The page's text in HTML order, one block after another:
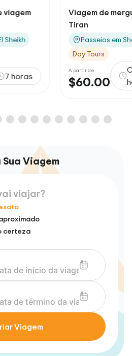
viagem
Sheikh
7 horas
Viagem de
Tiran
Passeios em
Day Tours
A partir de
$60.00
Sua Viagem
viajar?
certeza
Viagem